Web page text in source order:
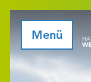
Menü